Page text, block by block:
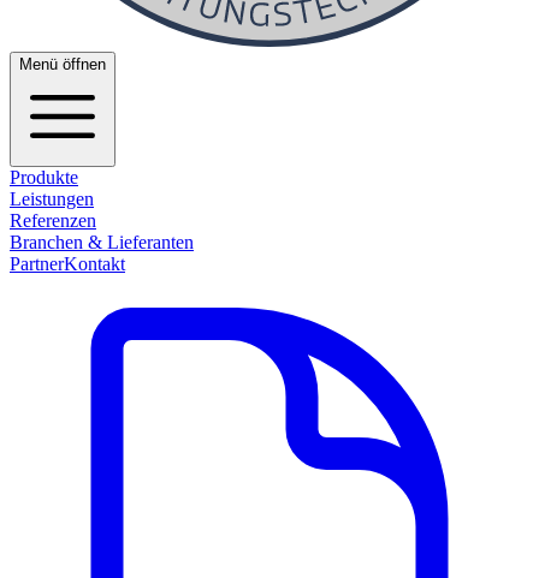
Menü öffnen
Produkte
Leistungen
Referenzen
Branchen & Lieferanten
PartnerKontakt